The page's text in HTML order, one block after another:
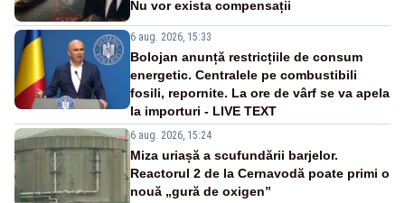
Nu vor exista compensații
6 aug. 2026, 15:33
Bolojan anunță restricțiile de consum
energetic. Centralele pe combustibili
fosili, repornite. La ore de vârf se va apela
la importuri - LIVE TEXT
6 aug. 2026, 15:24
Miza uriașă a scufundării barjelor.
Reactorul 2 de la Cernavodă poate primi o
nouă „gură de oxigen”